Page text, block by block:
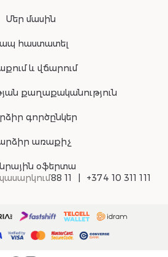
Մեր մասին
հաստատել
և վճարում
քաղաքականություն
գործընկեր
առաքիչ
օֆերտա
88 11 +374 10 311 111